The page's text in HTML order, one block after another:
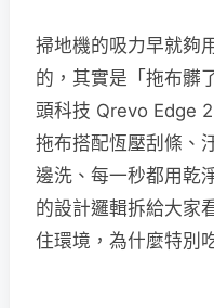
掃地機的吸力早就夠
的，其實是「拖布髒
頭科技 Qrevo Edge
拖布搭配恆壓刮條、
邊洗、每一秒都用乾
的設計邏輯拆給大家
住環境，為什麼特別